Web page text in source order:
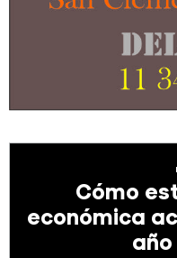
Cómo
económica
año